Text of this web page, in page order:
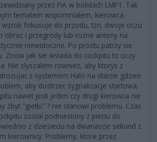
przez FIA w bolidach LMP1. Tak
tematem wspomnialem, kierowca
wzrok fokusuje do przodu, tzn. dwoje oczu
obraz i przegrody lub rozne anteny na
niewidoczne. Po prostu patrzy sie
Znow jak sie wsiada do cockpitu to oczy
Nie slyszalem rowniez, aby ktorys z
z systemem Halo na starcie gdzies
aby dostrzec sygnalizacje startowa.
nawet jesli jeden czy drugi kierowca nie
zbyt "gietki" ? nie stanowi problemu. Czas
zostal podniesiony z pieciu do
z dziesieciu na dwanascie sekund z
kierownicy. Problemy, ktore przez